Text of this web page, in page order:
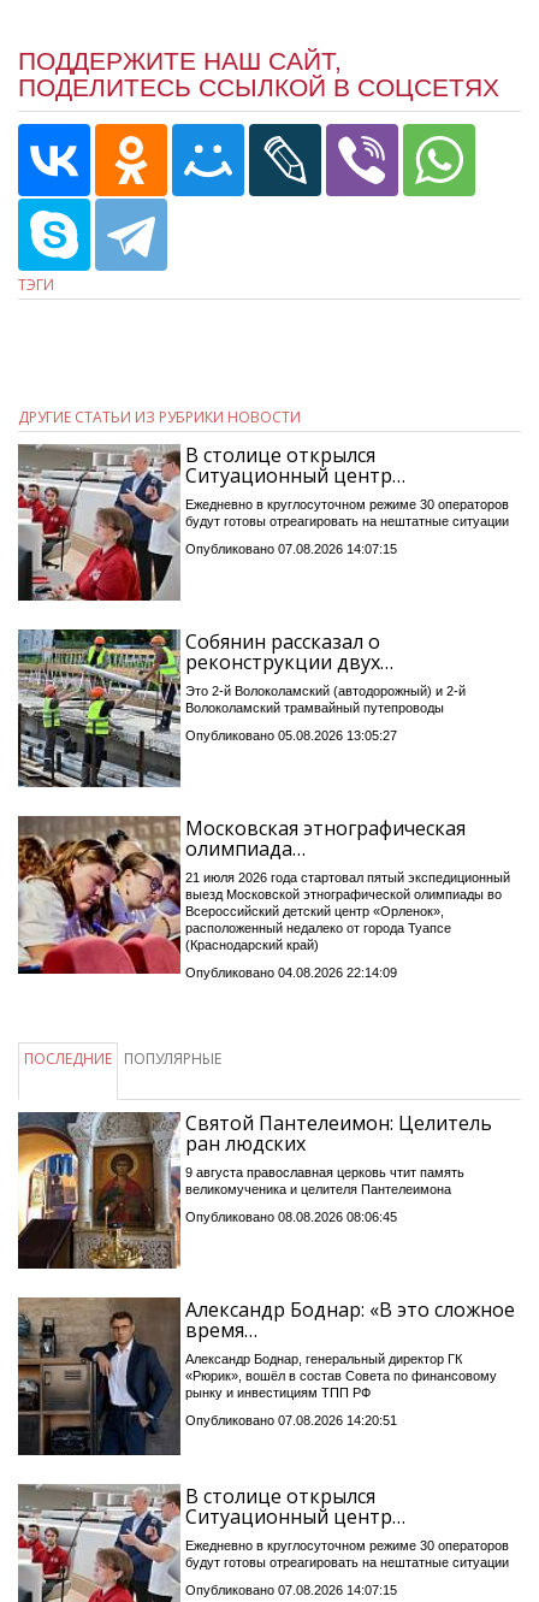
ПОДДЕРЖИТЕ НАШ САЙТ,
ПОДЕЛИТЕСЬ ССЫЛКОЙ В СОЦСЕТЯХ
ТЭГИ
ДРУГИЕ СТАТЬИ ИЗ РУБРИКИ НОВОСТИ
В столице открылся
Ситуационный центр…
Ежедневно в круглосуточном режиме 30 операторов
будут готовы отреагировать на нештатные ситуации
Опубликовано 07.08.2026 14:07:15
Собянин рассказал о
реконструкции двух…
Это 2-й Волоколамский (автодорожный) и 2-й
Волоколамский трамвайный путепроводы
Опубликовано 05.08.2026 13:05:27
Московская этнографическая
олимпиада…
21 июля 2026 года стартовал пятый экспедиционный
выезд Московской этнографической олимпиады во
Всероссийский детский центр «Орленок»,
расположенный недалеко от города Туапсе
(Краснодарский край)
Опубликовано 04.08.2026 22:14:09
ПОСЛЕДНИЕ ПОПУЛЯРНЫЕ
Святой Пантелеимон: Целитель
ран людских
9 августа православная церковь чтит память
великомученика и целителя Пантелеимона
Опубликовано 08.08.2026 08:06:45
Александр Боднар: «В это сложное
время…
Александр Боднар, генеральный директор ГК
«Рюрик», вошёл в состав Совета по финансовому
рынку и инвестициям ТПП РФ
Опубликовано 07.08.2026 14:20:51
В столице открылся
Ситуационный центр…
Ежедневно в круглосуточном режиме 30 операторов
будут готовы отреагировать на нештатные ситуации
Опубликовано 07.08.2026 14:07:15